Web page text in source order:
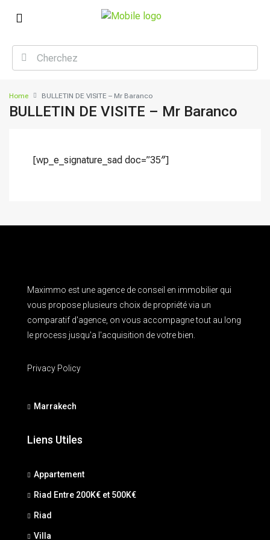
Home BULLETIN DE VISITE – Mr Baranco
BULLETIN DE VISITE – Mr Baranco
[wp_e_signature_sad doc=”35″]
Maximmo est une agence de conseil en immobilier qui
vous propose plusieurs choix de propriété via un
comparatif d'agence, on vous accompagne tout au long
le process jusqu'a l'acquisition de votre bien.
Privacy Policy
Marrakech
Liens Utiles
Appartement
Riad Entre 200K€ et 500K€
Riad
Villa